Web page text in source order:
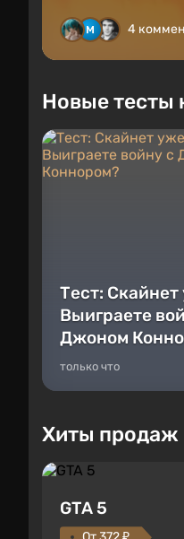
4
Новые
Тест: Скайнет
Выиграете
Джоном
только что
Хиты продаж
GTA 5